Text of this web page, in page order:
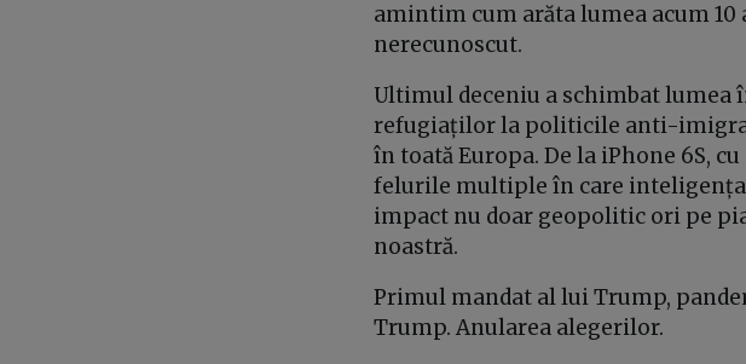
amintim cum arăta lumea acum 10
nerecunoscut.
Ultimul deceniu a schimbat lumea
refugiaților la politicile anti-
în toată Europa. De la iPhone 6S,
felurile multiple în care inteligența
impact nu doar geopolitic ori pe
noastră.
Primul mandat al lui Trump,
Trump. Anularea alegerilor.